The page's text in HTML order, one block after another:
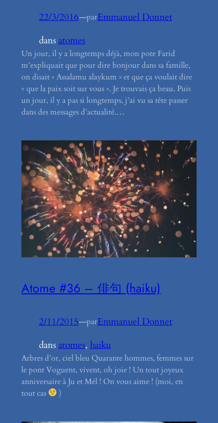
22/3/2016—parEmmanuel Donnet
dansatomes
Un jour, il y a longtemps déjà, mon pote Farid
m’expliquait que pour dire bonjour dans sa famille,
on disait « Assalamu alaykum » et que ça voulait dire
« que la paix soit sur vous ». Je trouvais ça beau. Puis
un jour, il y a pas si longtemps, j’ai vu sa tête passer
dans des messages d’actualité.…
Atome #36 – 俳句 (haiku)
2/11/2015—parEmmanuel Donnet
dansatomes, haiku
Arbres d’or, ciel bleu Quarante hommes, femmes sur
le pont Voguent, vivent, oh joie ! Un tout joyeux
anniversaire à Ju et Mél ! On vous aime ! (moi, en
tout cas
)